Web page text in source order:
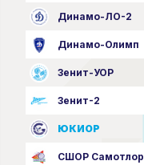
Динамо-ЛО-2
Динамо-Олимп
Зенит-УОР
Зенит-2
ЮКИОР
СШОР Самотлор